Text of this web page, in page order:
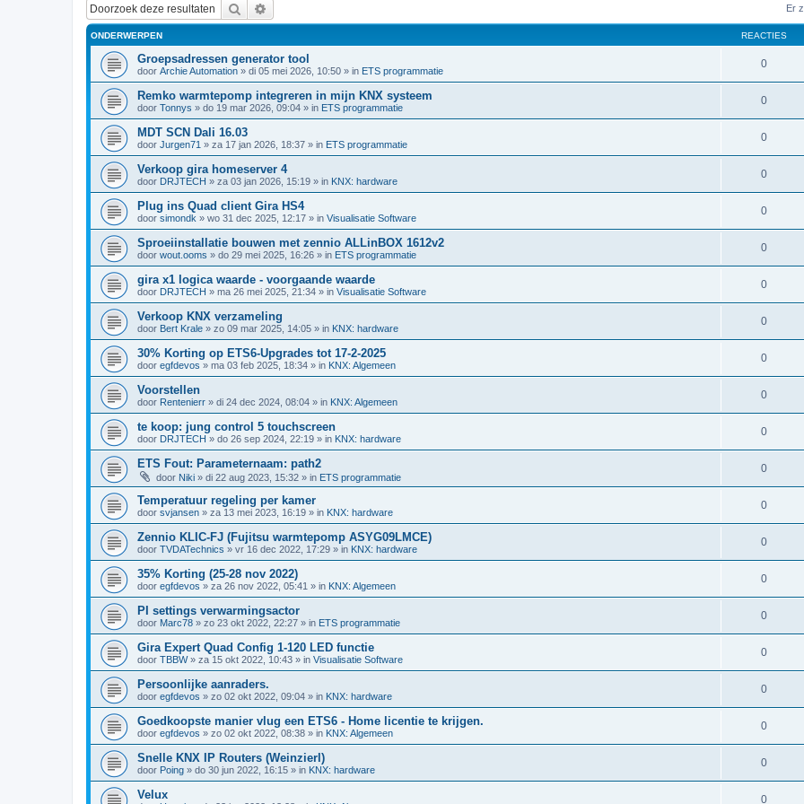
Zoek Er
ONDERWERPEN REACTIES
Groepsadressen generator tool
door Archie Automation » di 05 mei 2026, 10:50 » in ETS programmatie
0
Remko warmtepomp integreren in mijn KNX systeem
door Tonnys » do 19 mar 2026, 09:04 » in ETS programmatie
0
MDT SCN Dali 16.03
door Jurgen71 » za 17 jan 2026, 18:37 » in ETS programmatie
0
Verkoop gira homeserver 4
door DRJTECH » za 03 jan 2026, 15:19 » in KNX: hardware
0
Plug ins Quad client Gira HS4
door simondk » wo 31 dec 2025, 12:17 » in Visualisatie Software
0
Sproeiinstallatie bouwen met zennio ALLinBOX 1612v2
door wout.ooms » do 29 mei 2025, 16:26 » in ETS programmatie
0
gira x1 logica waarde - voorgaande waarde
door DRJTECH » ma 26 mei 2025, 21:34 » in Visualisatie Software
0
Verkoop KNX verzameling
door Bert Krale » zo 09 mar 2025, 14:05 » in KNX: hardware
0
30% Korting op ETS6-Upgrades tot 17-2-2025
door egfdevos » ma 03 feb 2025, 18:34 » in KNX: Algemeen
0
Voorstellen
door Rentenierr » di 24 dec 2024, 08:04 » in KNX: Algemeen
0
te koop: jung control 5 touchscreen
door DRJTECH » do 26 sep 2024, 22:19 » in KNX: hardware
0
ETS Fout: Parameternaam: path2
door Niki » di 22 aug 2023, 15:32 » in ETS programmatie
0
Temperatuur regeling per kamer
door svjansen » za 13 mei 2023, 16:19 » in KNX: hardware
0
Zennio KLIC-FJ (Fujitsu warmtepomp ASYG09LMCE)
door TVDATechnics » vr 16 dec 2022, 17:29 » in KNX: hardware
0
35% Korting (25-28 nov 2022)
door egfdevos » za 26 nov 2022, 05:41 » in KNX: Algemeen
0
PI settings verwarmingsactor
door Marc78 » zo 23 okt 2022, 22:27 » in ETS programmatie
0
Gira Expert Quad Config 1-120 LED functie
door TBBW» za 15 okt 2022, 10:43 » in Visualisatie Software
0
Persoonlijke aanraders.
door egfdevos » zo 02 okt 2022, 09:04 » in KNX: hardware
0
Goedkoopste manier vlug een ETS6 - Home licentie te krijgen.
door egfdevos » zo 02 okt 2022, 08:38 » in KNX: Algemeen
0
Snelle KNX IP Routers (Weinzierl)
door Poing » do 30 jun 2022, 16:15 » in KNX: hardware
0
Velux 0